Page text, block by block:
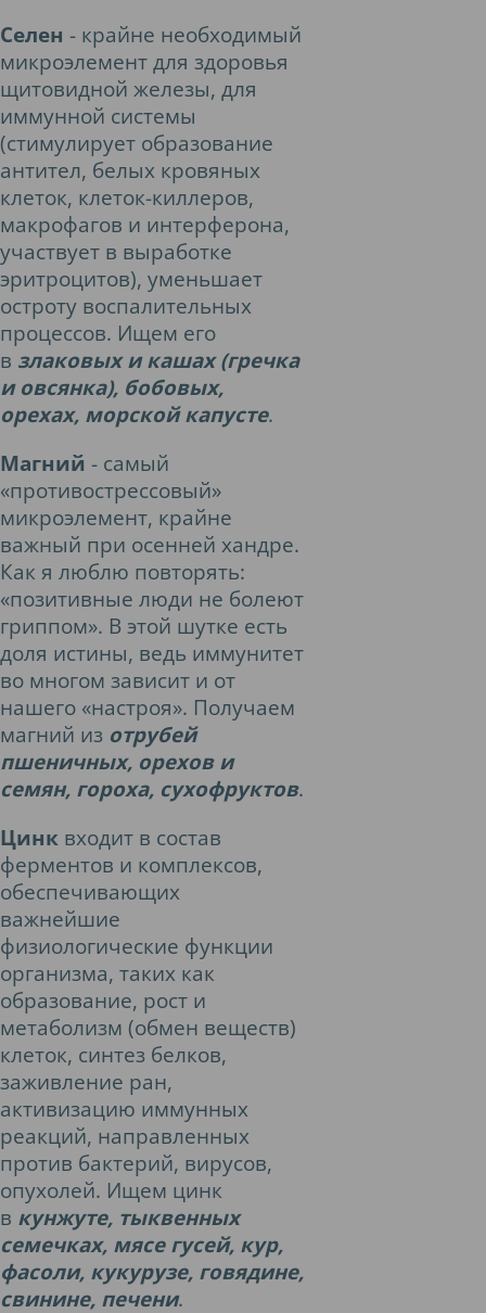
Селен - крайне необходимый
микроэлемент для здоровья
щитовидной железы, для
иммунной системы
(стимулирует образование
антител, белых кровяных
клеток, клеток-киллеров,
макрофагов и интерферона,
участвует в выработке
эритроцитов), уменьшает
остроту воспалительных
процессов. Ищем его
в злаковых и кашах (гречка
и овсянка), бобовых,
орехах, морской капусте.
Магний - самый
«противострессовый»
микроэлемент, крайне
важный при осенней хандре.
Как я люблю повторять:
«позитивные люди не болеют
гриппом». В этой шутке есть
доля истины, ведь иммунитет
во многом зависит и от
нашего «настроя». Получаем
магний из отрубей
пшеничных, орехов и
семян, гороха, сухофруктов.
Цинк входит в состав
ферментов и комплексов,
обеспечивающих
важнейшие
физиологические функции
организма, таких как
образование, рост и
метаболизм (обмен веществ)
клеток, синтез белков,
заживление ран,
активизацию иммунных
реакций, направленных
против бактерий, вирусов,
опухолей. Ищем цинк
в кунжуте, тыквенных
семечках, мясе гусей, кур,
фасоли, кукурузе, говядине,
свинине, печени.